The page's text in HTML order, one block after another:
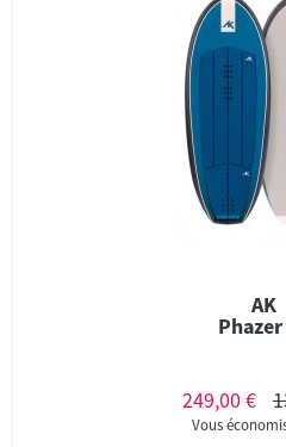
AK
Phazer
249,00 €
Vous